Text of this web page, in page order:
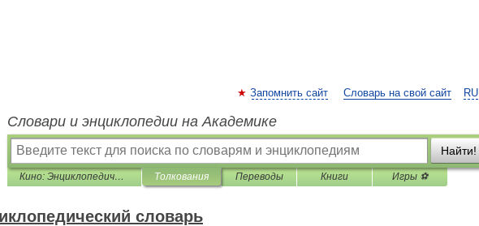
RU
Запомнить сайт Словарь на свой сайт
Словари и энциклопедии на Академике
Найти!
Кино: Энциклопедический словарь Толкования Переводы Книги Игры ⚽
словарь